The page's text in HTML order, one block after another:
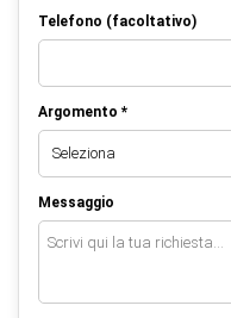
Telefono (facoltativo)
Argomento *
Messaggio